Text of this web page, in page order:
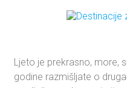
Ljeto je prekrasno, more,
godine razmišljate o